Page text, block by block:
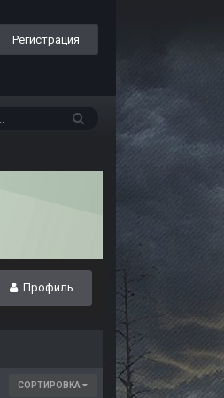
Регистрация
Профиль
СОРТИРОВКА